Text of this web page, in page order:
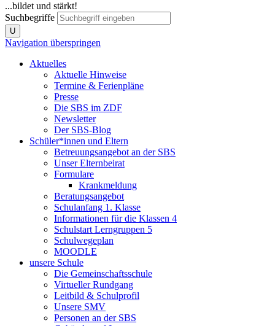
...bildet und stärkt!
Suchbegriffe
U
Navigation überspringen
Aktuelles
Aktuelle Hinweise
Termine & Ferienpläne
Presse
Die SBS im ZDF
Newsletter
Der SBS-Blog
Schüler*innen und Eltern
Betreuungsangebot an der SBS
Unser Elternbeirat
Formulare
Krankmeldung
Beratungsangebot
Schulanfang 1. Klasse
Informationen für die Klassen 4
Schulstart Lerngruppen 5
Schulwegeplan
MOODLE
unsere Schule
Die Gemeinschaftsschule
Virtueller Rundgang
Leitbild & Schulprofil
Unsere SMV
Personen an der SBS